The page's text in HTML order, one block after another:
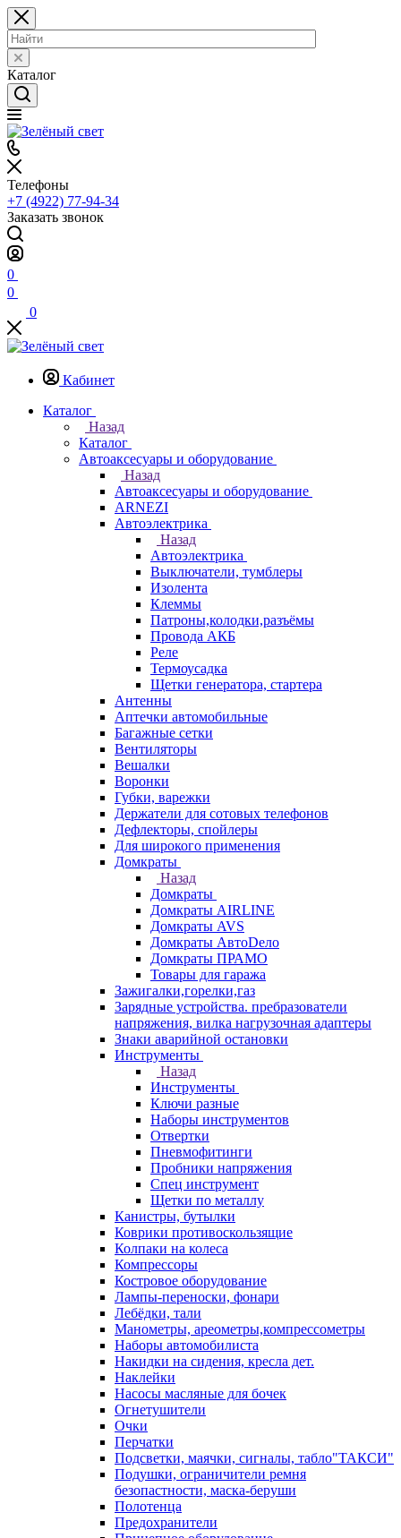
Каталог
Телефоны
+7 (4922) 77-94-34
Заказать звонок
0
0
0
Кабинет
Каталог
Назад
Каталог
Автоаксесуары и оборудование
Назад
Автоаксесуары и оборудование
ARNEZI
Автоэлектрика
Назад
Автоэлектрика
Выключатели, тумблеры
Изолента
Клеммы
Патроны,колодки,разъёмы
Провода АКБ
Реле
Термоусадка
Щетки генератора, стартера
Антенны
Аптечки автомобильные
Багажные сетки
Вентиляторы
Вешалки
Воронки
Губки, варежки
Держатели для сотовых телефонов
Дефлекторы, спойлеры
Для широкого применения
Домкраты
Назад
Домкраты
Домкраты AIRLINE
Домкраты AVS
Домкраты АвтоDело
Домкраты ПРАМО
Товары для гаража
Зажигалки,горелки,газ
Зарядные устройства. пребразователи
напряжения, вилка нагрузочная адаптеры
Знаки аварийной остановки
Инструменты
Назад
Инструменты
Ключи разные
Наборы инструментов
Отвертки
Пневмофитинги
Пробники напряжения
Спец инструмент
Щетки по металлу
Канистры, бутылки
Коврики противоскользящие
Колпаки на колеса
Компрессоры
Костровое оборудование
Лампы-переноски, фонари
Лебёдки, тали
Манометры, ареометры,компрессометры
Наборы автомобилиста
Накидки на сидения, кресла дет.
Наклейки
Насосы масляные для бочек
Огнетушители
Очки
Перчатки
Подсветки, маячки, сигналы, табло"ТАКСИ"
Подушки, ограничители ремня
безопастности, маска-беруши
Полотенца
Предохранители